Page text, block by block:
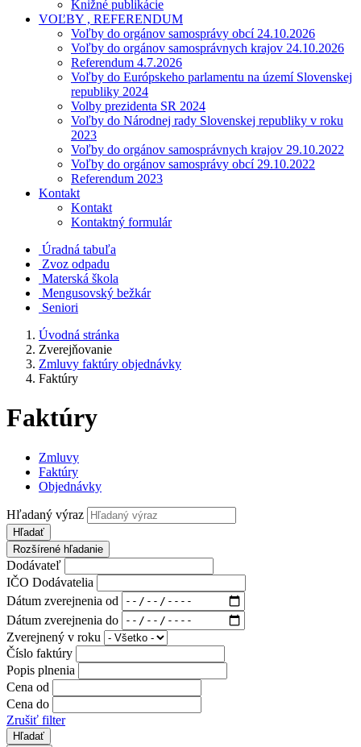
Knižné publikácie
VOĽBY , REFERENDUM
Voľby do orgánov samosprávy obcí 24.10.2026
Voľby do orgánov samosprávnych krajov 24.10.2026
Referendum 4.7.2026
Voľby do Európskeho parlamentu na území Slovenskej
republiky 2024
Volby prezidenta SR 2024
Voľby do Národnej rady Slovenskej republiky v roku
2023
Voľby do orgánov samosprávnych krajov 29.10.2022
Voľby do orgánov samosprávy obcí 29.10.2022
Referendum 2023
Kontakt
Kontakt
Kontaktný formulár
Úradná tabuľa
Zvoz odpadu
Materská škola
Mengusovský bežkár
Seniori
Úvodná stránka
Zverejňovanie
Zmluvy faktúry objednávky
Faktúry
Faktúry
Zmluvy
Faktúry
Objednávky
Hľadaný výraz
Hľadať
Rozšírené hľadanie
Dodávateľ
IČO Dodávatelia
Dátum zverejnenia od
Dátum zverejnenia do
Zverejnený v roku
Číslo faktúry
Popis plnenia
Cena od
Cena do
Zrušiť filter